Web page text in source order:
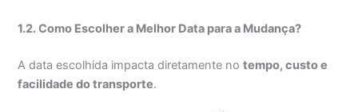
1.2. Como Escolher a Melhor Data para a Mudança?
A data escolhida impacta diretamente notempo, custo e
facilidade do transporte.